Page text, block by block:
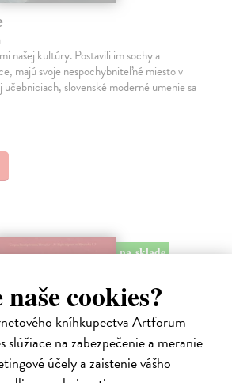
cookies?
kníhkupectva Artforum
slúžiace na zabezpečenie a meranie
účely a zaistenie vášho
našej kultúry. Postavili im sochy a
majú svoje nespochybniteľné miesto v
slovenské moderné umenie sa
na sklade